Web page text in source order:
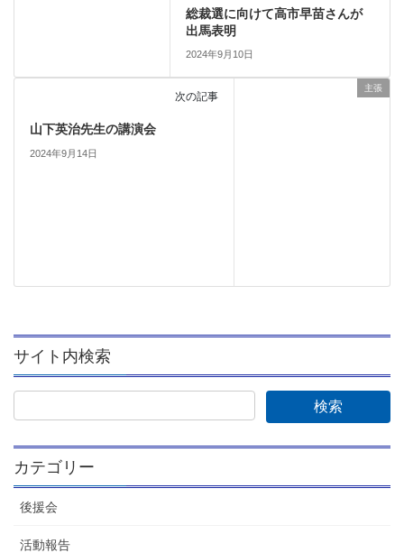
総裁選に向けて高市早苗さんが
出馬表明
2024年9月10日
主張
次の記事
山下英治先生の講演会
2024年9月14日
サイト内検索
カテゴリー
後援会
活動報告